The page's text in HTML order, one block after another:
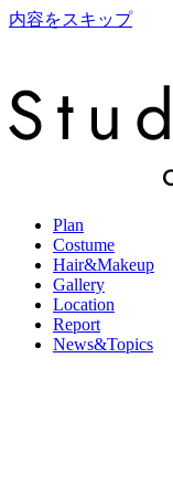
内容をスキップ
Plan
Costume
Hair&Makeup
Gallery
Location
Report
News&Topics